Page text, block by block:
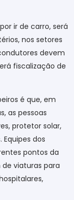
ir de carro, será
nos setores
devem
fiscalização de
é que, em
as pessoas
protetor solar,
dos
pontos da
de viaturas para